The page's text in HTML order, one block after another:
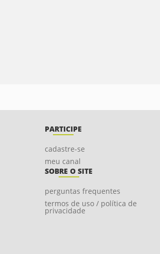
PARTICIPE
cadastre-se
meu canal
SOBRE O SITE
perguntas frequentes
termos de uso / política de
privacidade